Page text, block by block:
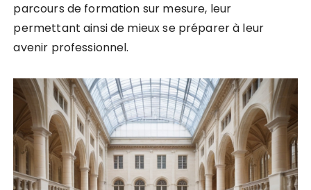
parcours de formation sur mesure, leur
permettant ainsi de mieux se préparer à leur
avenir professionnel.